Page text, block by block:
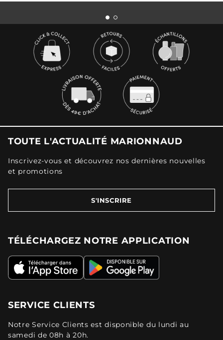
TOUTE L'ACTUALITÉ MARIONNAUD
Inscrivez-vous et découvrez nos dernières nouvelles
et promotions
S'INSCRIRE
TÉLÉCHARGEZ NOTRE APPLICATION
SERVICE CLIENTS
Notre Service Clients est disponible du lundi au
samedi de 08h à 20h.